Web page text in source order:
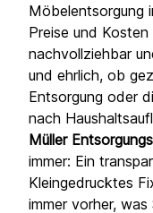
Möbelentsorgung
Preise und
nachvollziehbar
und ehrlich, ob
Entsorgung oder
nach
Müller
immer: Ein
Kleingedrucktes
immer vorher,